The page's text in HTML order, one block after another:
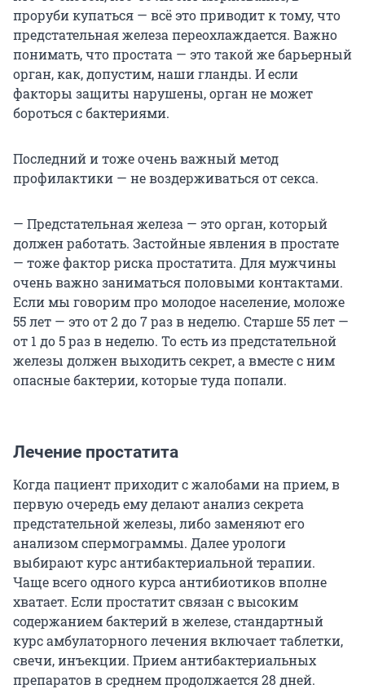
проруби купаться — всё это приводит к тому, что
предстательная железа переохлаждается. Важно
понимать, что простата — это такой же барьерный
орган, как, допустим, наши гланды. И если
факторы защиты нарушены, орган не может
бороться с бактериями.
Последний и тоже очень важный метод
профилактики — не воздерживаться от секса.
— Предстательная железа — это орган, который
должен работать. Застойные явления в простате
— тоже фактор риска простатита. Для мужчины
очень важно заниматься половыми контактами.
Если мы говорим про молодое население, моложе
55 лет — это от 2 до 7 раз в неделю. Старше 55 лет —
от 1 до 5 раз в неделю. То есть из предстательной
железы должен выходить секрет, а вместе с ним
опасные бактерии, которые туда попали.
Лечение простатита
Когда пациент приходит с жалобами на прием, в
первую очередь ему делают анализ секрета
предстательной железы, либо заменяют его
анализом спермограммы. Далее урологи
выбирают курс антибактериальной терапии.
Чаще всего одного курса антибиотиков вполне
хватает. Если простатит связан с высоким
содержанием бактерий в железе, стандартный
курс амбулаторного лечения включает таблетки,
свечи, инъекции. Прием антибактериальных
препаратов в среднем продолжается 28 дней.